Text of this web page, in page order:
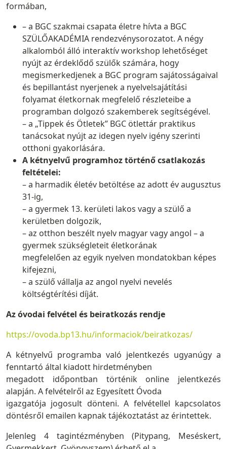
formában,
– a BGC szakmai csapata életre hívta a BGC
SZÜLŐAKADÉMIA rendezvénysorozatot. A négy
alkalomból álló interaktív workshop lehetőséget
nyújt az érdeklődő szülők számára, hogy
megismerkedjenek a BGC program sajátosságaival
és bepillantást nyerjenek a nyelvelsajátítási
folyamat életkornak megfelelő részleteibe a
programban dolgozó szakemberek segítségével.
– a „Tippek és Ötletek” BGC ötlettár praktikus
tanácsokat nyújt az idegen nyelv igény szerinti
otthoni gyakorlására.
A kétnyelvű programhoz történő csatlakozás
feltételei:
– a harmadik életév betöltése az adott év augusztus
31-ig,
– a gyermek 13. kerületi lakos vagy a szülő a
kerületben dolgozik,
– az otthon beszélt nyelv magyar vagy angol – a
gyermek szükségleteit életkorának
megfelelően az egyik nyelven mondatokban képes
kifejezni,
– a szülő vállalja az angol nyelvi nevelés
költségtérítési díját.
Az óvodai felvétel és beiratkozás rendje
https://ovoda.bp13.hu/informaciok/beiratkozas/
A kétnyelvű programba való jelentkezés ugyanúgy a
fenntartó által kiadott hirdetményben
megadott időpontban történik online jelentkezés
alapján. A felvételről az Egyesített Óvoda
igazgatója jogosult dönteni. A felvétellel kapcsolatos
döntésről emailen kapnak tájékoztatást az érintettek.
Jelenleg 4 tagintézményben (Pitypang, Meséskert,